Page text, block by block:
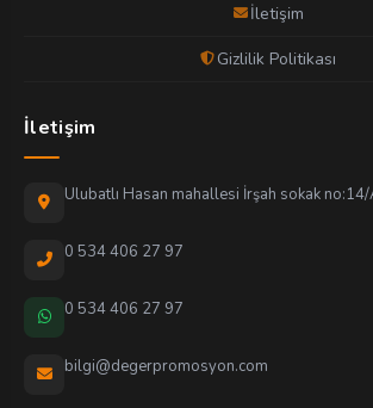
İletişim
Gizlilik Politikası
İletişim
Ulubatlı Hasan mahallesi İrşah sokak
0 534 406 27 97
0 534 406 27 97
bilgi@degerpromosyon.com